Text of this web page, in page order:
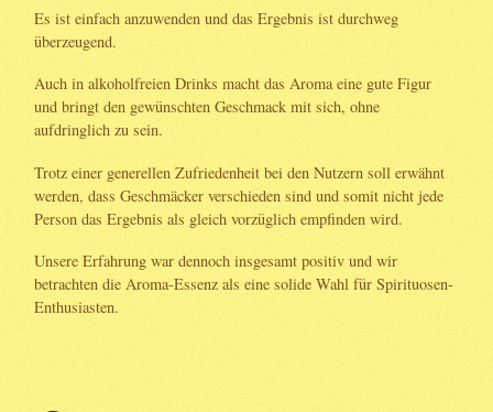
Es ist einfach anzuwenden und das Ergebnis ist durchweg
überzeugend.
Auch in alkoholfreien Drinks macht das Aroma eine gute Figur
und bringt den gewünschten Geschmack mit sich, ohne
aufdringlich zu sein.
Trotz einer generellen Zufriedenheit bei den Nutzern soll erwähnt
werden, dass Geschmäcker verschieden sind und somit nicht jede
Person das Ergebnis als gleich vorzüglich empfinden wird.
Unsere Erfahrung war dennoch insgesamt positiv und wir
betrachten die Aroma-Essenz als eine solide Wahl für Spirituosen-
Enthusiasten.